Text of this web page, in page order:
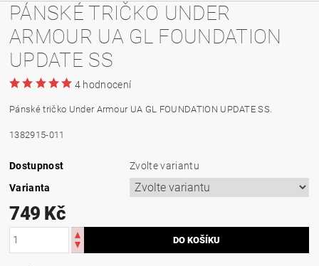
PÁNSKÉ TRIČKO UNDER
ARMOUR UA GL FOUNDATION
UPDATE SS
4 hodnocení
Pánské tričko Under Armour UA GL FOUNDATION UPDATE SS.
1382915-011
Dostupnost
Zvolte variantu
Varianta
749 Kč